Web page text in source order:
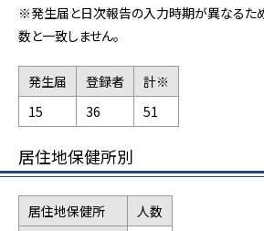
※発生届と日次報告の入力時期が異なるた
数と一致しません。
発生届 登録者
計※
15
36 51
居住地保健所別
居住地保健所
人数